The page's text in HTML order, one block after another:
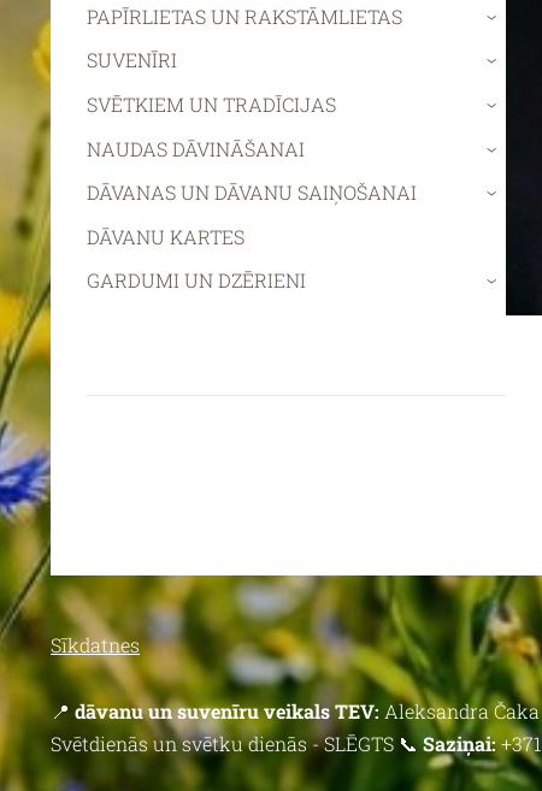
PAPĪRLIETAS UN RAKSTĀMLIETAS ›
SUVENĪRI ›
SVĒTKIEM UN TRADĪCIJAS ›
NAUDAS DĀVINĀŠANAI ›
DĀVANAS UN DĀVANU SAIŅOŠANAI ›
DĀVANU KARTES
GARDUMI UN DZĒRIENI
›
Sīkdatnes
📍 dāvanu un suvenīru veikals TEV: Aleksandra
Svētdienās un svētku dienās - SLĒGTS 📞Saziņai: